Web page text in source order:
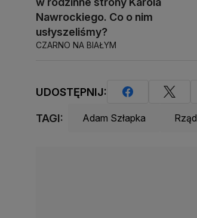
Nawrockiego. Co o nim
usłyszeliśmy?
CZARNO NA BIAŁYM
UDOSTĘPNIJ:
TAGI: Adam Szłapka Rząd